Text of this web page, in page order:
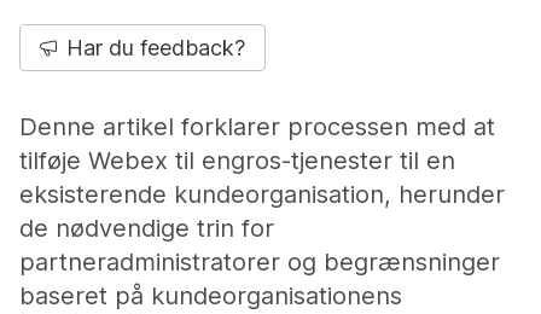
Har du feedback?
Denne artikel forklarer processen med at
tilføje Webex til engros-tjenester til en
eksisterende kundeorganisation, herunder
de nødvendige trin for
partneradministratorer og begrænsninger
baseret på kundeorganisationens